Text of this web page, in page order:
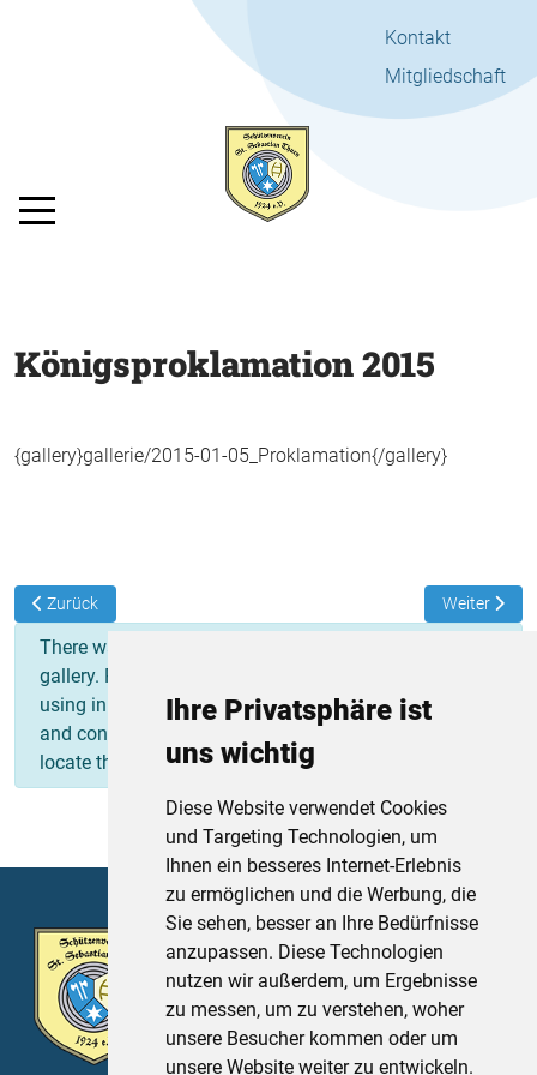
Ihre Privatsphäre ist
uns wichtig
Diese Website verwendet Cookies
und Targeting Technologien, um
Ihnen ein besseres Internet-Erlebnis
zu ermöglichen und die Werbung, die
Sie sehen, besser an Ihre Bedürfnisse
anzupassen. Diese Technologien
nutzen wir außerdem, um Ergebnisse
zu messen, um zu verstehen, woher
unsere Besucher kommen oder um
unsere Website weiter zu entwickeln.
Kontakt
Mitgliedschaft
Mobile Menu Toggle
Königsproklamation 2015
{gallery}gallerie/2015-01-05_Proklamation{/gallery}
Vorheriger Beitrag: Königsproklamation 2016
Zurück Nächster
Weiter
×
info
There was a problem rendering your image
gallery. Please make sure that the folder you are
using in the Simple Image Gallery plugin tags exists
and contains valid image files. The plugin could not
locate the folder:
Schützenverein St. Sebastian Thurn
e.V.
91336 Heroldsbach